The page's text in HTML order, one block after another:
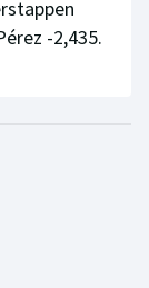
-2,435.